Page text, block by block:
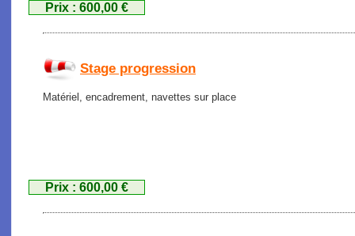
Prix : 600,00 €
Stage progression
Matériel, encadrement, navettes sur place
Prix : 600,00 €